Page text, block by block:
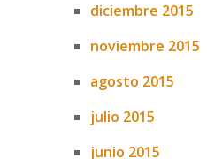
diciembre 2015
noviembre 2015
agosto 2015
julio 2015
junio 2015